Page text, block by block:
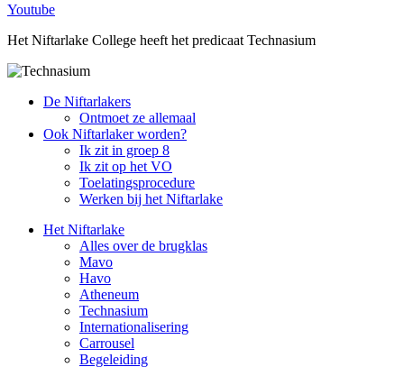
Youtube
Het Niftarlake College heeft het predicaat Technasium
De Niftarlakers
Ontmoet ze allemaal
Ook Niftarlaker worden?
Ik zit in groep 8
Ik zit op het VO
Toelatingsprocedure
Werken bij het Niftarlake
Het Niftarlake
Alles over de brugklas
Mavo
Havo
Atheneum
Technasium
Internationalisering
Carrousel
Begeleiding